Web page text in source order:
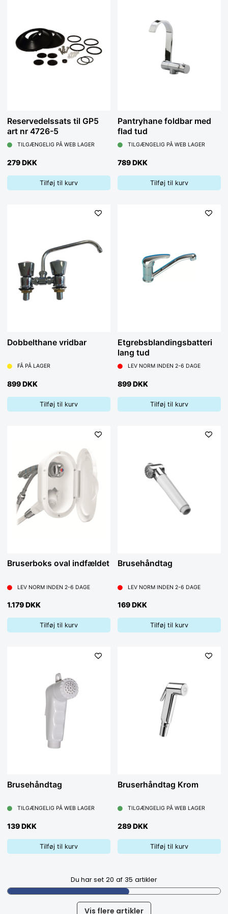
Reservedelssats til GP5
art nr 4726-5
TILGÆNGELIG PÅ WEB LAGER
279 DKK
Tilføj til kurv
Pantryhane foldbar med
flad tud
TILGÆNGELIG PÅ WEB LAGER
789 DKK
Tilføj til kurv
Dobbelthane vridbar
FÅ PÅ LAGER
899 DKK
Tilføj til kurv
Etgrebsblandingsbatteri
lang tud
LEV NORM INDEN 2-6 DAGE
899 DKK
Tilføj til kurv
Bruserboks oval indfældet
LEV NORM INDEN 2-6 DAGE
1.179 DKK
Tilføj til kurv
Brusehåndtag
LEV NORM INDEN 2-6 DAGE
169 DKK
Tilføj til kurv
Brusehåndtag
TILGÆNGELIG PÅ WEB LAGER
139 DKK
Tilføj til kurv
Bruserhåndtag Krom
TILGÆNGELIG PÅ WEB LAGER
289 DKK
Tilføj til kurv
Du har set 20 af 35 artikler
Vis flere artikler